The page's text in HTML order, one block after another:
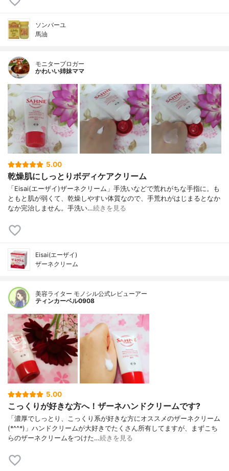
ソンバーユ
馬油
モニターブロガー
かわいい姉妹ママ
5.00
乾燥肌にしっとりボディケアクリーム
「Eisai(エーザイ)ザーネクリーム」手洗いなどで荒れがちな手指に。も
ともと肌が弱くて、乾燥しやすい体質なので、手荒れがはじまるとなか
なか完治しません。手洗い…続きを見る
Eisai(エーザイ)
ザーネクリーム
美容ライター モノシル公式レビューアー
ティンカーベル0908
5.00
こっくりが好きな方へ！ザーネハンドクリームです?
「濃厚でしっとり、こっくり系が好きな方にオススメのザーネクリーム
(*^^*)」ハンドクリームが大好きでたくさん所有してますが、まずこち
らのザーネクリームをつけた…続きを見る